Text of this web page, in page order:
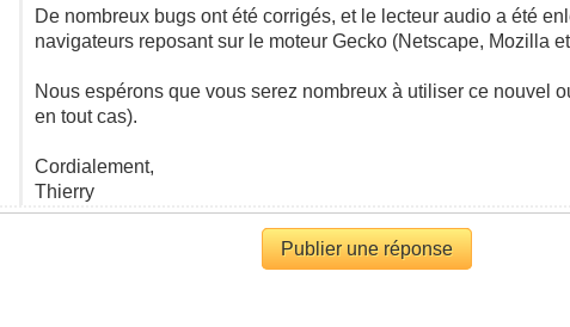
De nombreux bugs ont été corrigés, et le lecteur audio a été
navigateurs reposant sur le moteur Gecko (Netscape, Mozilla
Nous espérons que vous serez nombreux à utiliser ce nouvel
en tout cas).
Cordialement,
Thierry
Publier une réponse